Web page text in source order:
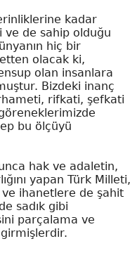
kadar
de sahip olduğu
hiç bir
olacak ki,
olan insanlara
Bizdeki inanç
rifkati, şefkati
bu ölçüyü
hak ve adaletin,
yapan Türk Milleti,
ve ihanetlere de şahit
sadık gibi
parçalama ve
girmişlerdir.